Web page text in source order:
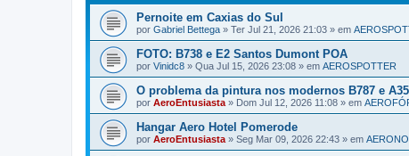
Pernoite em Caxias do Sul
por Gabriel Bettega » Ter Jul 21, 2026 21:03 » em
FOTO: B738 e E2 Santos Dumont POA
por Vinidc8 » Qua Jul 15, 2026 23:08 » em AEROSPOTTER
O problema da pintura nos modernos B787 e
por AeroEntusiasta » Dom Jul 12, 2026 11:08 » em
Hangar Aero Hotel Pomerode
por AeroEntusiasta » Seg Mar 09, 2026 22:43 » em